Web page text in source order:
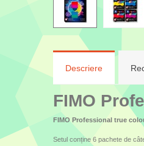
Descriere
FIMO
FIMO Professional true
Setul conține 6 pachete de